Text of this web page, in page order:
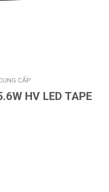
CẤP
HV LED TAPE